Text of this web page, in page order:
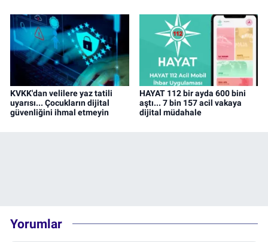
KVKK'dan velilere yaz tatili
uyarısı... Çocukların dijital
güvenliğini ihmal etmeyin
HAYAT 112 bir ayda 600 bini
aştı... 7 bin 157 acil vakaya
dijital müdahale
Yorumlar